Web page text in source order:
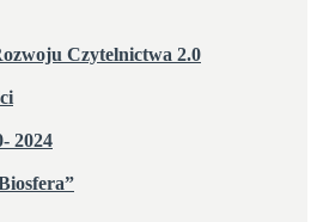
Czytelnictwa 2.0
2024